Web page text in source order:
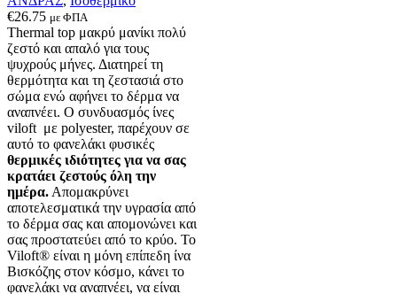
€26.75 με ΦΠΑ
Thermal top μακρύ μανίκι πολύ
ζεστό και απαλό για τους
ψυχρούς μήνες. Διατηρεί τη
θερμότητα και τη ζεστασιά στο
σώμα ενώ αφήνει το δέρμα να
αναπνέει. Ο συνδυασμός ίνες
viloft με polyester, παρέχουν σε
αυτό το φανελάκι φυσικές
θερμικές ιδιότητες για να σας
κρατάει ζεστούς όλη την
ημέρα. Απομακρύνει
αποτελεσματικά την υγρασία από
το δέρμα σας και απομονώνει και
σας προστατεύει από το κρύο. Το
Viloft® είναι η μόνη επίπεδη ίνα
Βισκόζης στον κόσμο, κάνει το
φανελάκι να αναπνέει, να είναι